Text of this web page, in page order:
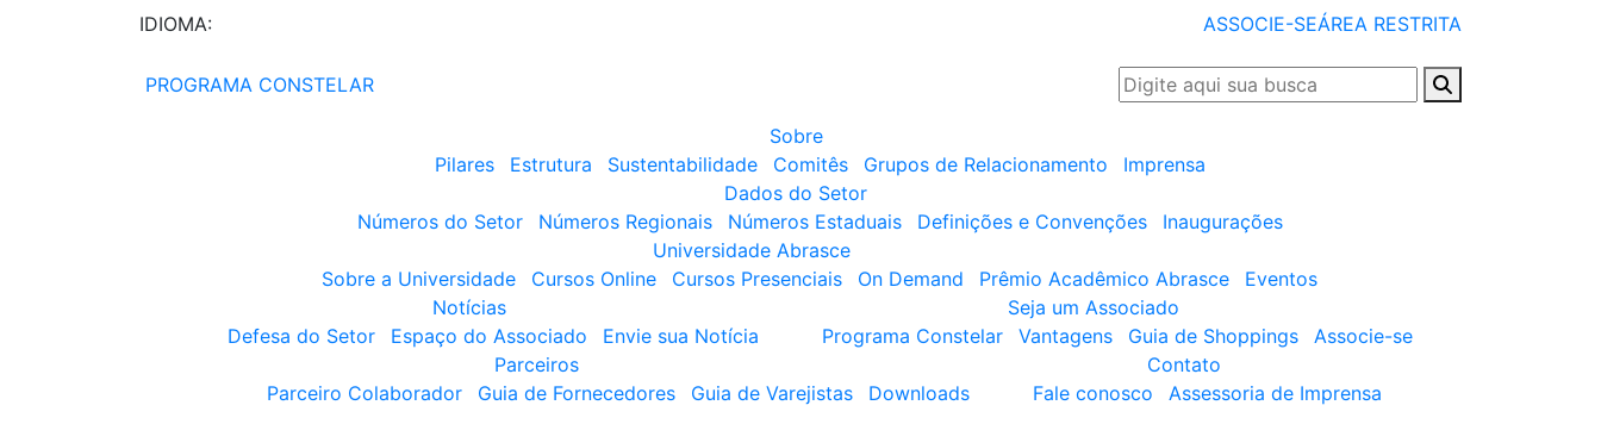
IDIOMA: ASSOCIE-SEÁREA RESTRITA
PROGRAMA CONSTELAR
Sobre
Pilares
Estrutura Sustentabilidade Comitês Grupos de Relacionamento
Imprensa
Dados do Setor
Números do Setor
Números Regionais Números Estaduais Definições e Convenções
Inaugurações
Universidade Abrasce
Sobre a Universidade
Cursos Online Cursos Presenciais On Demand Prêmio Acadêmico Abrasce
Eventos
Notícias
Defesa do Setor
Espaço do Associado Envie sua Notícia
Seja um Associado
Programa Constelar
Vantagens Guia de Shoppings
Associe-se
Parceiros
Parceiro Colaborador
Guia de Fornecedores Guia de Varejistas Downloads
Contato
Fale conosco
Assessoria de Imprensa